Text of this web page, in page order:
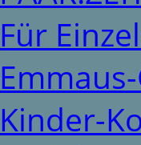
Für
Kinder-